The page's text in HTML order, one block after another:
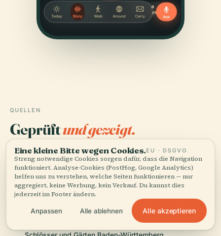
QUELLEN
Geprüftund gezeigt.
Recherchiert und verfasst vom Audiala-Redaktionsteam
aus historischen Aufzeichnungen, architektonischen
Archiven und lokalem Wissen.
Zuletzt überprüft: April 2026
Kloster Bebenhausen official site, 2024, Staatliche
Eine kleine Bitte wegen Cookies.EU · DSGVO
Streng notwendige Cookies sorgen dafür, dass die Navigation
funktioniert. Analyse-Cookies (PostHog, Google Analytics)
helfen uns zu verstehen, welche Seiten funktionieren — nur
aggregiert, keine Werbung, kein Verkauf. Du kannst dies
jederzeit im Footer ändern.
Anpassen Alle ablehnen Alle akzeptieren